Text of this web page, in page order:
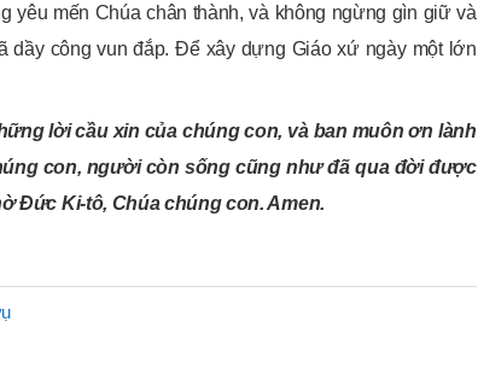
yêu mến Chúa chân thành, và không ngừng gìn giữ và
dầy công vun đắp. Để xây dựng Giáo xứ ngày một lớn
lời cầu xin của chúng con, và ban muôn ơn lành
con, người còn sống cũng như đã qua đời được
Đức Ki-tô, Chúa chúng con. Amen.